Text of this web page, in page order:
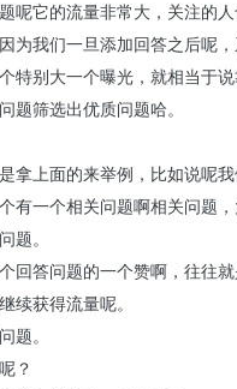
呢它的流量非常大，关注的
为我们一旦添加回答之后呢
特别大一个曝光，就相当于
题筛选出优质问题哈。
拿上面的来举例，比如说呢我
有一个相关问题啊相关问题
题。
回答问题的一个赞啊，往往
续获得流量呢。
题。
？